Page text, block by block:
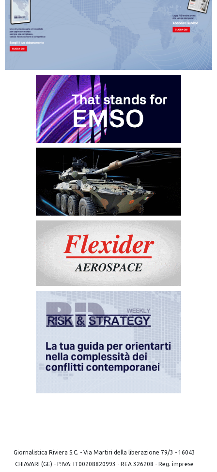
Giornalistica Riviera S.C. - Via Martiri della liberazione 79/3 - 16043
CHIAVARI (GE) - P.IVA: IT00208820993 - REA 326208 - Reg. imprese